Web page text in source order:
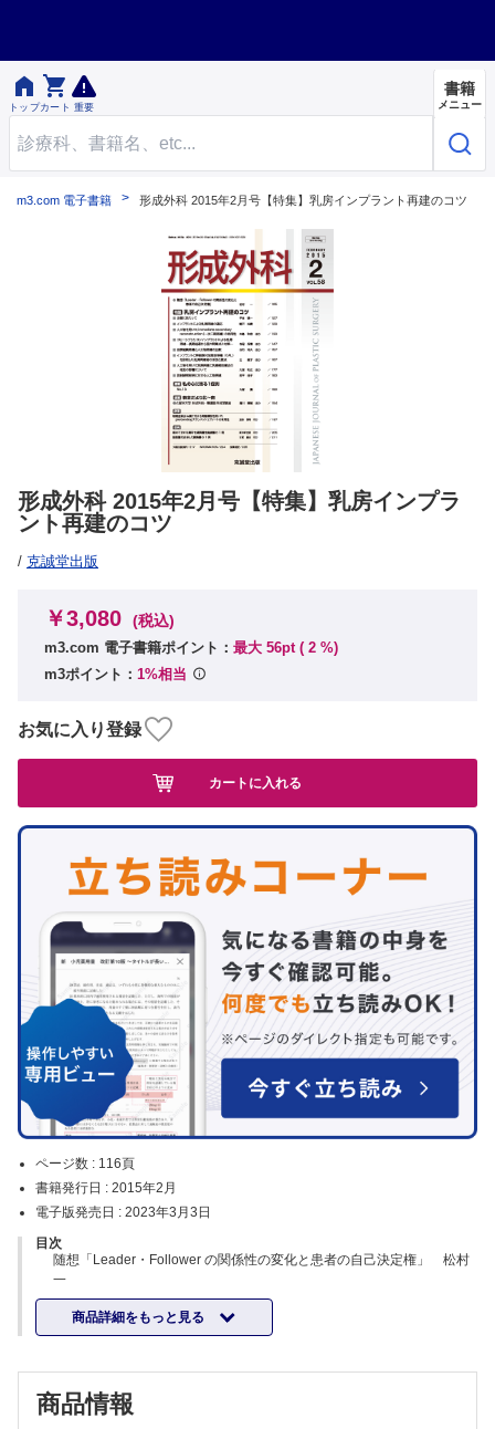

トップ

カート 重要
書籍
メニュー
m3.com 電子書籍 形成外科 2015年2月号【特集】乳房インプラント再建のコツ
形成外科 2015年2月号【特集】乳房インプラ
ント再建のコツ
/ 克誠堂出版
ページ数 : 116頁
書籍発行日 : 2015年2月
電子版発売日 : 2023年3月3日
目次
随想「Leader・Follower の関係性の変化と患者の自己決定権」 松村
一
特集：乳房インプラント再建のコツ
企画にあたって 平林慎一
インプラントによる乳房再建の適応 朝戸裕貴
コヒーシブシリコンインプラントによる乳房再建─長期経過から見た問
題点と対策─ 寺尾保信ほか
商品詳細をもっと見る
￥3,080 (税込)
m3.com 電子書籍ポイント： 最大 56pt ( 2 %)
m3ポイント： 1%相当
お気に入り登録
カートに入れる
商品情報